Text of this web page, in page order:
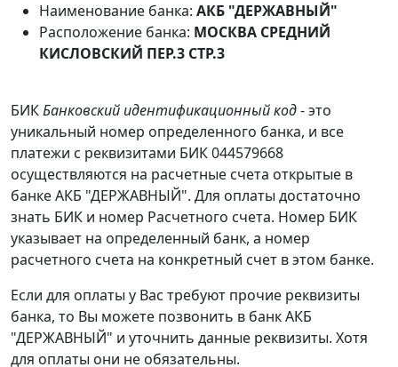
Наименование банка: АКБ "ДЕРЖАВНЫЙ"
Расположение банка: МОСКВА СРЕДНИЙ
КИСЛОВСКИЙ ПЕР.3 СТР.3
БИКБанковский идентификационный код- это
уникальный номер определенного банка, и все
платежи с реквизитами БИК 044579668
осуществляются на расчетные счета открытые в
банке АКБ "ДЕРЖАВНЫЙ". Для оплаты достаточно
знать БИК и номер Расчетного счета. Номер БИК
указывает на определенный банк, а номер
расчетного счета на конкретный счет в этом банке.
Если для оплаты у Вас требуют прочие реквизиты
банка, то Вы можете позвонить в банк АКБ
"ДЕРЖАВНЫЙ" и уточнить данные реквизиты. Хотя
для оплаты они не обязательны.